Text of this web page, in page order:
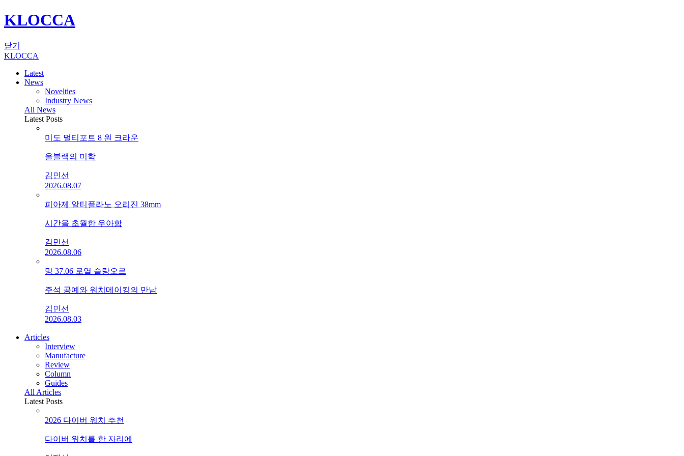
KLOCCA
닫기
KLOCCA
Latest
News
Novelties
Industry News
All News
Latest Posts
미도 멀티포트 8 원 크라운
올블랙의 미학
김민선
2026.08.07
피아제 알티플라노 오리진 38mm
시간을 초월한 우아함
김민선
2026.08.06
밍 37.06 로열 슬랑오르
주석 공예와 워치메이킹의 만남
김민선
2026.08.03
Articles
Interview
Manufacture
Review
Column
Guides
All Articles
Latest Posts
2026 다이버 워치 추천
다이버 워치를 한 자리에